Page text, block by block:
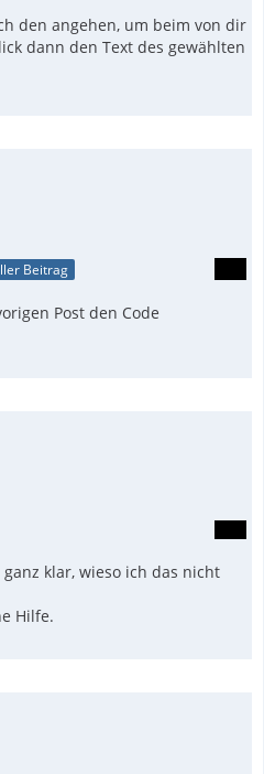
den angehen, um beim von dir
dann den Text des gewählten
Beitrag
Post den Code
klar, wieso ich das nicht
Hilfe.